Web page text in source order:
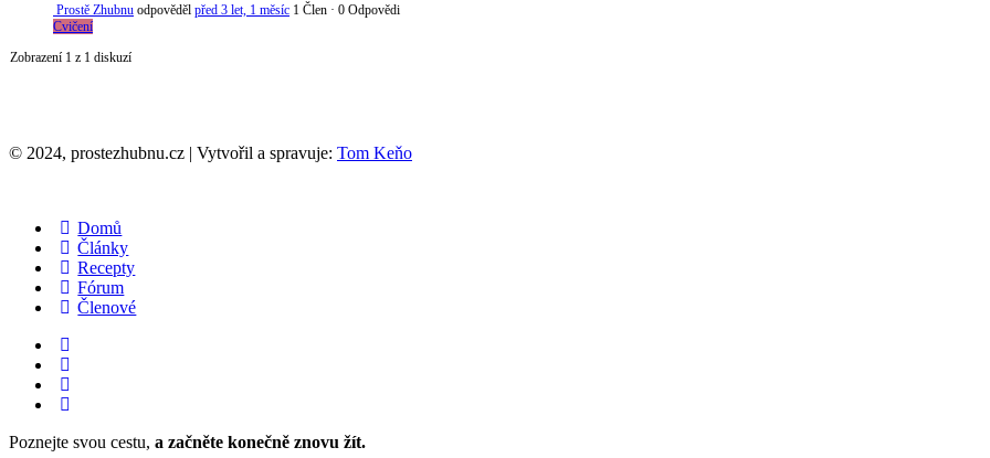
Prostě Zhubnu odpověděl před 3 let, 1 měsíc 1 Člen · 0 Odpovědi
Cvičení
Zobrazení 1 z 1 diskuzí
© 2024, prostezhubnu.cz | Vytvořil a spravuje: Tom Keňo
Domů
Články
Recepty
Fórum
Členové
Poznejte svou cestu, a začněte konečně znovu žít.